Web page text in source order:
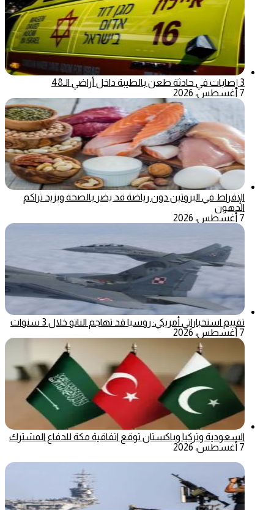
3 إصابات في حادثة طعن بالطيبة داخل أراضي الـ48
7 أغسطس، 2026
الإفراط في البروتين دون رياضة قد يضر بالصحة ويزيد تراكم
الدهون
7 أغسطس، 2026
تقييم استخباراتي أمريكي: روسيا قد تهاجم الناتو خلال 3 سنوات
7 أغسطس، 2026
السعودية وتركيا وباكستان توقع اتفاقية مكة للدفاع المشترك
7 أغسطس، 2026